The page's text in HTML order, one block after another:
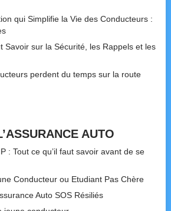
qui Simplifie la Vie des Conducteurs :
Savoir sur la Sécurité, les Rappels et les
perdent du temps sur la route
AUTO
: Tout ce qu’il faut savoir avant de se
Conducteur ou Etudiant Pas Chère
Auto SOS Résiliés